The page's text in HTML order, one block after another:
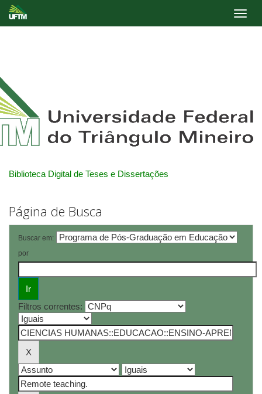
Biblioteca Digital de Teses e Dissertações
Página de Busca
Buscar em:
por
Filtros correntes: